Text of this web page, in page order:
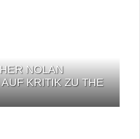
NOLAN
KRITIK ZU THE